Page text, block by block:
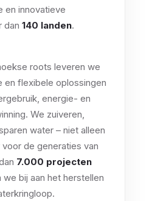
en innovatieve
dan 140 landen.
roots leveren we
en flexibele oplossingen
energie- en
We zuiveren,
water – niet alleen
de generaties van
7.000 projecten
we bij aan het herstellen